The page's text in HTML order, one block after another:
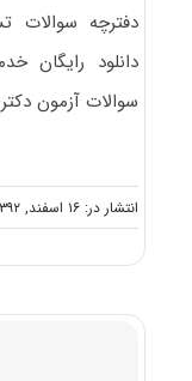
دفترچه
دانلود رایگان
سوالات آزمون
انتشار در: ۱۶ اسفند, ۱۳۹۲